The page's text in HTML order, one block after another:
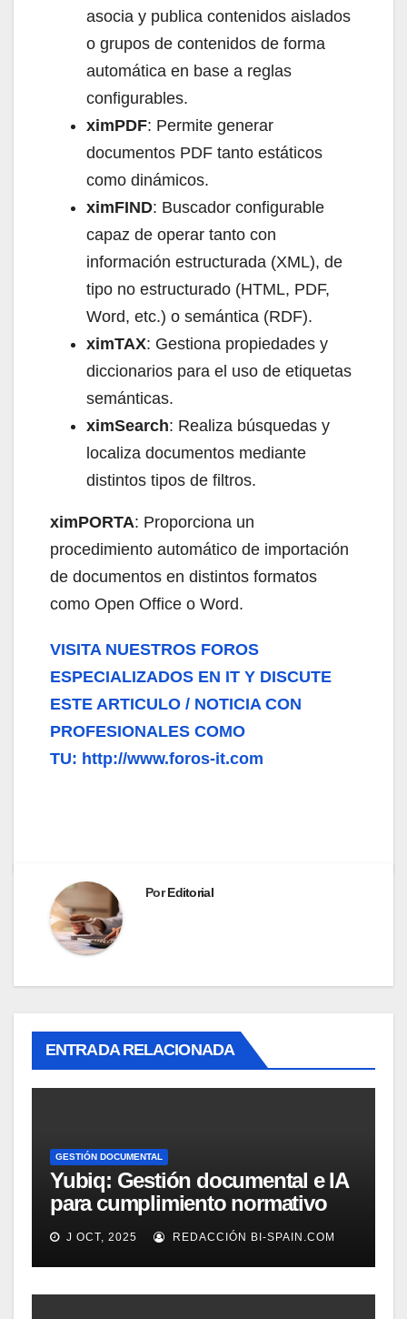
asocia y publica contenidos aislados
o grupos de contenidos de forma
automática en base a reglas
configurables.
ximPDF: Permite generar
documentos PDF tanto estáticos
como dinámicos.
ximFIND: Buscador configurable
capaz de operar tanto con
información estructurada (XML), de
tipo no estructurado (HTML, PDF,
Word, etc.) o semántica (RDF).
ximTAX: Gestiona propiedades y
diccionarios para el uso de etiquetas
semánticas.
ximSearch: Realiza búsquedas y
localiza documentos mediante
distintos tipos de filtros.
ximPORTA: Proporciona un
procedimiento automático de importación
de documentos en distintos formatos
como Open Office o Word.
VISITA NUESTROS FOROS
ESPECIALIZADOS EN IT Y DISCUTE
ESTE ARTICULO / NOTICIA CON
PROFESIONALES COMO
TU: http://www.foros-it.com
PorEditorial
ENTRADA RELACIONADA
GESTIÓN DOCUMENTAL
Yubiq: Gestión documental e IA
para cumplimiento normativo
(Demo)
J OCT, 2025 REDACCIÓN BI-SPAIN.COM